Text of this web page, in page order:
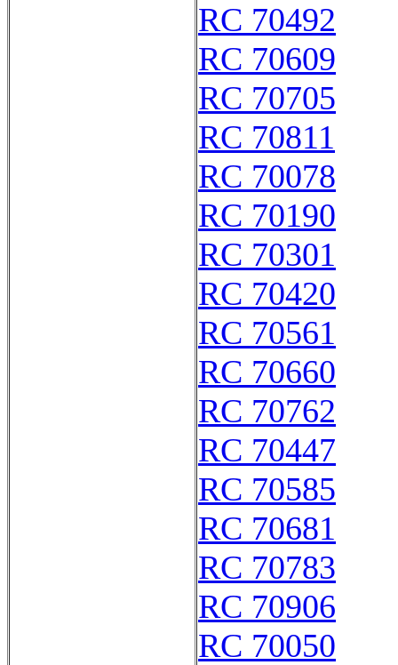
RC 70492
RC 70609
RC 70705
RC 70811
RC 70078
RC 70190
RC 70301
RC 70420
RC 70561
RC 70660
RC 70762
RC 70447
RC 70585
RC 70681
RC 70783
RC 70906
RC 70050